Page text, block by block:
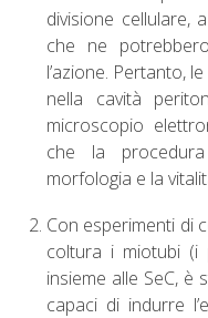
divisione cellulare,
che ne
l’azione. Pertanto,
nella cavità
microscopio
che la
morfologia e la
Con esperimenti di
coltura i miotubi (i
insieme alle SeC,
capaci di indurre